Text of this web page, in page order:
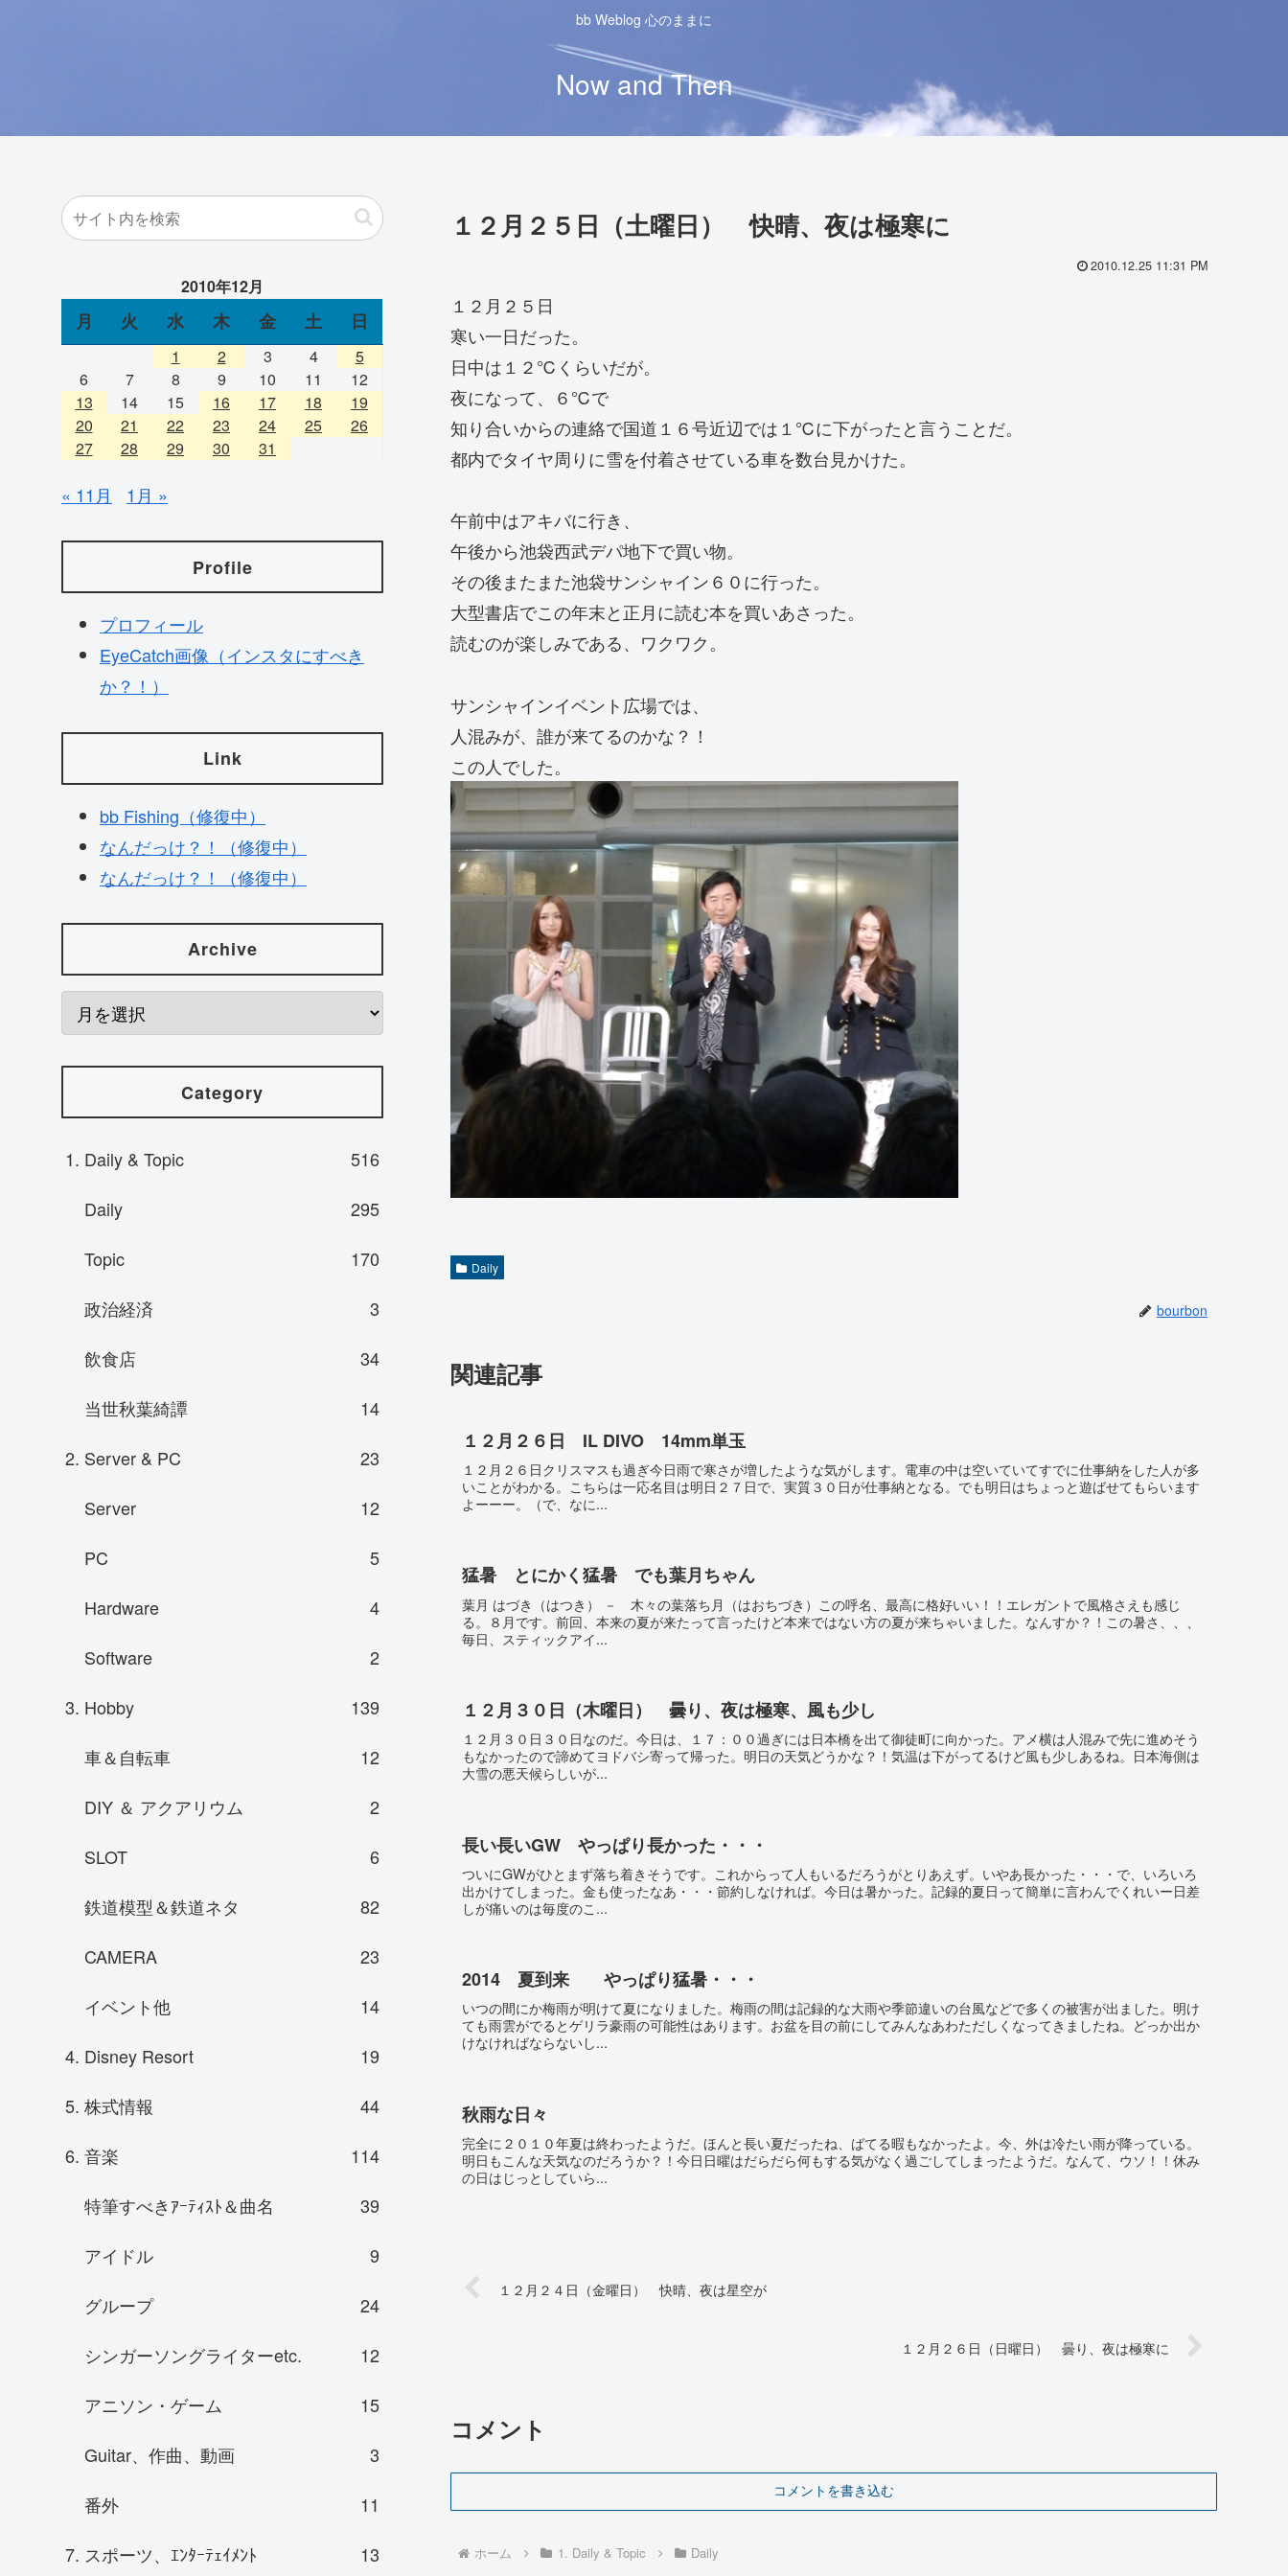
bb Weblog 心のままに
Now and Then
１２月２５日（土曜日） 快晴、夜は極寒に
2010.12.25 11:31 PM
１２月２５日
寒い一日だった。
日中は１２℃くらいだが。
夜になって、６℃で
知り合いからの連絡で国道１６号近辺では１℃に下がったと言うことだ。
都内でタイヤ周りに雪を付着させている車を数台見かけた。
午前中はアキバに行き、
午後から池袋西武デパ地下で買い物。
その後またまた池袋サンシャイン６０に行った。
大型書店でこの年末と正月に読む本を買いあさった。
読むのが楽しみである、ワクワク。
サンシャインイベント広場では、
人混みが、誰が来てるのかな？！
この人でした。
Daily
bourbon
関連記事
１２月２６日 IL DIVO 14mm単玉
１２月２６日クリスマスも過ぎ今日雨で寒さが増したような気がします。電車の中は空いていてすでに仕事納をした人が多
いことがわかる。こちらは一応名目は明日２７日で、実質３０日が仕事納となる。でも明日はちょっと遊ばせてもらいます
よーーー。（で、なに...
猛暑 とにかく猛暑 でも葉月ちゃん
葉月 はづき（はつき） － 木々の葉落ち月（はおちづき）この呼名、最高に格好いい！！エレガントで風格さえも感じ
る。８月です。前回、本来の夏が来たって言ったけど本来ではない方の夏が来ちゃいました。なんすか？！この暑さ、、、
毎日、スティックアイ...
１２月３０日（木曜日） 曇り、夜は極寒、風も少し
１２月３０日３０日なのだ。今日は、１７：００過ぎには日本橋を出て御徒町に向かった。アメ横は人混みで先に進めそう
もなかったので諦めてヨドバシ寄って帰った。明日の天気どうかな？！気温は下がってるけど風も少しあるね。日本海側は
大雪の悪天候らしいが...
長い長いGW やっぱり長かった・・・
ついにGWがひとまず落ち着きそうです。これからって人もいるだろうがとりあえず。いやあ長かった・・・で、いろいろ
出かけてしまった。金も使ったなあ・・・節約しなければ。今日は暑かった。記録的夏日って簡単に言わんでくれいー日差
しが痛いのは毎度のこ...
2014 夏到来 やっぱり猛暑・・・
いつの間にか梅雨が明けて夏になりました。梅雨の間は記録的な大雨や季節違いの台風などで多くの被害が出ました。明け
ても雨雲がでるとゲリラ豪雨の可能性はあります。お盆を目の前にしてみんなあわただしくなってきましたね。どっか出か
けなければならないし...
秋雨な日々
完全に２０１０年夏は終わったようだ。ほんと長い夏だったね、ばてる暇もなかったよ。今、外は冷たい雨が降っている。
明日もこんな天気なのだろうか？！今日日曜はだらだら何もする気がなく過ごしてしまったようだ。なんて、ウソ！！休み
の日はじっとしていら...
１２月２４日（金曜日） 快晴、夜は星空が
１２月２６日（日曜日） 曇り、夜は極寒に
コメント
コメントを書き込む
ホーム 1. Daily & Topic Daily
2010年12月
月 火 水 木 金 土 日
1 2 3 4
5
6
7 8 9 10 11
12
13
14 15 16 17 18
19
20
21 22 23 24 25
26
27
28 29 30 31
« 11月 1月 »
Profile
プロフィール
EyeCatch画像（インスタにすべき
か？！）
Link
bb Fishing（修復中）
なんだっけ？！（修復中）
なんだっけ？！（修復中）
Archive
Category
1. Daily & Topic
516
Daily
295
Topic
170
政治経済
3
飲食店
34
当世秋葉綺譚
14
2. Server & PC
23
Server
12
PC
5
Hardware
4
Software
2
3. Hobby
139
車＆自転車
12
DIY ＆ アクアリウム
2
SLOT
6
鉄道模型＆鉄道ネタ
82
CAMERA
23
イベント他
14
4. Disney Resort
19
5. 株式情報
44
6. 音楽
114
特筆すべきｱｰﾃｨｽﾄ＆曲名
39
アイドル
9
グループ
24
シンガーソングライターetc.
12
アニソン・ゲーム
15
Guitar、作曲、動画
3
番外
11
7. スポーツ、ｴﾝﾀｰﾃｪｲﾒﾝﾄ
13